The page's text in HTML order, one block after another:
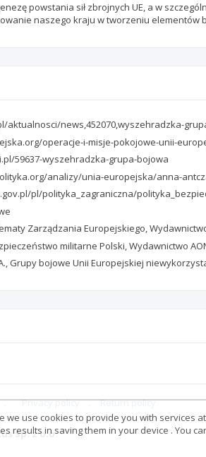
powstania sił zbrojnych UE, a w
naszego kraju w tworzeniu elementów
aktualnosci/news,452070,wyszehradzka-
operacje-i-misje-pokojowe-unii-
59637-wyszehradzka-grupa-bojowa
analizy/unia-europejska/anna-
pl/polityka_zagraniczna/
Zarządzania Europejskiego,
militarne Polski, Wydawnictwo
Grupy bojowe Unii Europejskiej
. Privacy policy . Return policy
Sp. z o.o.
we use cookies to provide you with services
results in saving them in your device . You